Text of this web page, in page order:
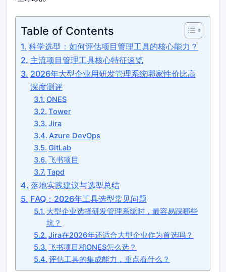
Table of Contents
科学选型：如何评估项目管理工具的核心能力？
主流项目管理工具核心特征速览
2026年大型企业用研发管理系统哪家性价比高
深度测评
ONES
Tower
Jira
Azure DevOps
GitLab
飞书项目
Tapd
落地实践建议与选型总结
FAQ：2026年工具选型常见问题
大型企业选择研发管理系统时，最容易踩哪些
坑？
Jira在2026年还适合大型企业作为首选吗？
飞书项目和ONES怎么选？
评估工具的集成能力，重点看什么？